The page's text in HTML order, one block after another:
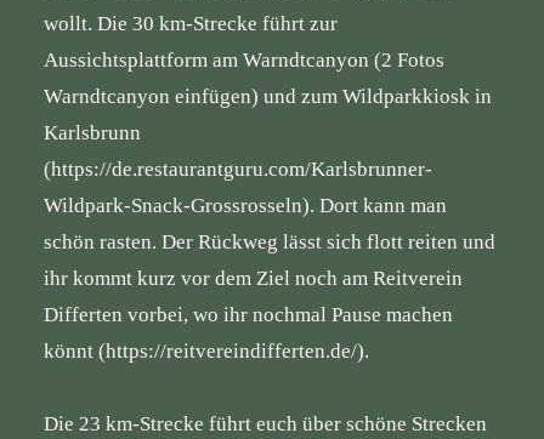
wollt. Die 30 km-Strecke führt zur
Aussichtsplattform am Warndtcanyon (2 Fotos
Warndtcanyon einfügen) und zum Wildparkkiosk in
Karlsbrunn
(https://de.restaurantguru.com/Karlsbrunner-
Wildpark-Snack-Grossrosseln). Dort kann man
schön rasten. Der Rückweg lässt sich flott reiten und
ihr kommt kurz vor dem Ziel noch am Reitverein
Differten vorbei, wo ihr nochmal Pause machen
könnt (https://reitvereindifferten.de/).
Die 23 km-Strecke führt euch über schöne Strecken